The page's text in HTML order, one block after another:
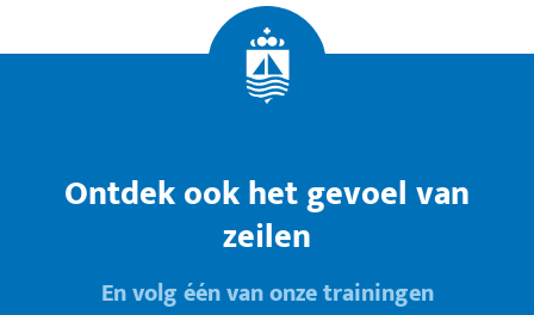
Ontdek ook het gevoel van
zeilen
En volg één van onze trainingen